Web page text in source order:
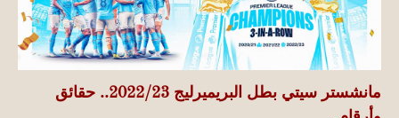
مانشستر سيتي بطل البريميرليج 2022/23.. حقائق